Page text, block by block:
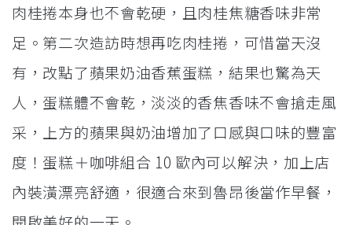
肉桂捲本身也不會乾硬，且肉桂焦糖香味非常
足。第二次造訪時想再吃肉桂捲，可惜當天沒
有，改點了蘋果奶油香蕉蛋糕，結果也驚為天
人，蛋糕體不會乾，淡淡的香焦香味不會搶走風
采，上方的蘋果與奶油增加了口感與口味的豐富
度！蛋糕＋咖啡組合 10 歐內可以解決，加上店
內裝潢漂亮舒適，很適合來到魯昂後當作早餐，